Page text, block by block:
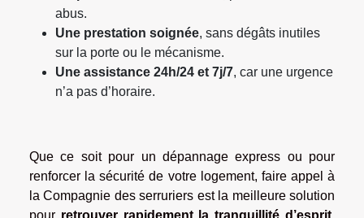
abus.
Une prestation soignée, sans dégâts inutiles
sur la porte ou le mécanisme.
Une assistance 24h/24 et 7j/7, car une urgence
n’a pas d’horaire.
Que ce soit pour un dépannage express ou pour
renforcer la sécurité de votre logement, faire appel à
la Compagnie des serruriers est la meilleure solution
pour retrouver rapidement la tranquillité d’esprit